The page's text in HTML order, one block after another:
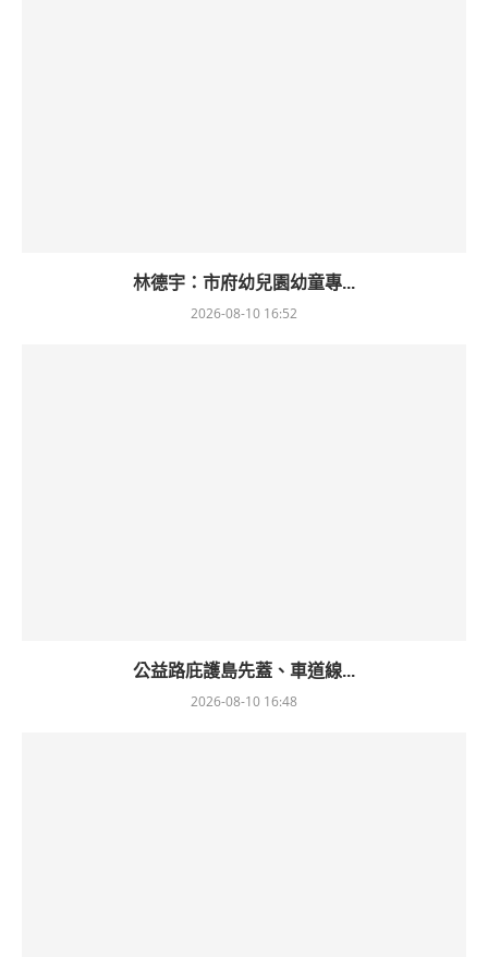
林德宇：市府幼兒園幼童專...
2026-08-10 16:52
公益路庇護島先蓋、車道線...
2026-08-10 16:48